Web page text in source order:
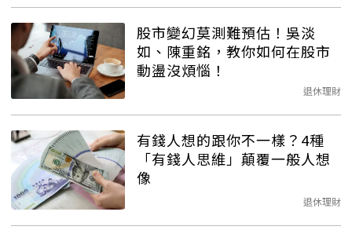
股市變幻莫測難預估！吳淡
如、陳重銘，教你如何在股市
動盪沒煩惱！
退休理財
有錢人想的跟你不一樣？4種
「有錢人思維」顛覆一般人想
像
退休理財